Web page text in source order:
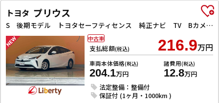
トヨタ プリウス
S 後期モデル トヨタセーフティセンス 純正ナビ TV Bカメラ ETC AC100V電源 クルーズコントロール 革巻きステアリング LEDヘッドライト フォグライト オートハイビーム スマートキー
支払総額(税込) 216.9万円
車両本体価格(税込)
204.1万円
諸費用(税込)
12.8万円
法定整備：整備付
保証付 (1ヶ月・1000km )
中古車